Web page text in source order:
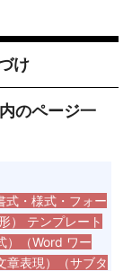
け
のページ一
式・様式・フォー
） テンプレート
）（Word ワー
章表現）（サブタ